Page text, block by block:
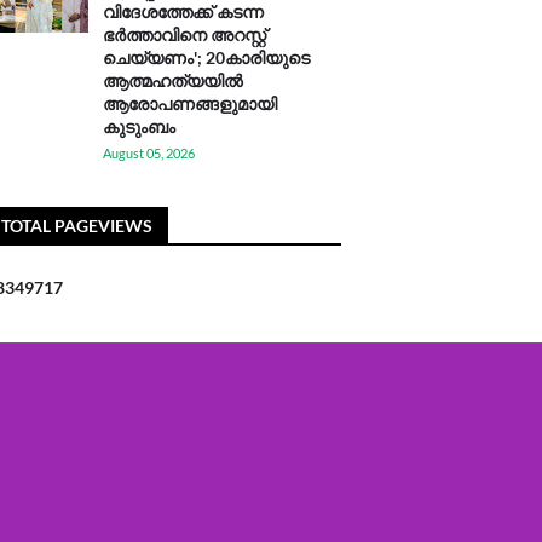
വിദേശത്തേക്ക് കടന്ന
ഭർത്താവിനെ അറസ്റ്റ്
ചെയ്യണം'; 20കാരിയുടെ
ആത്മഹത്യയിൽ
ആരോപണങ്ങളുമായി
കുടുംബം
August 05, 2026
TOTAL PAGEVIEWS
349717